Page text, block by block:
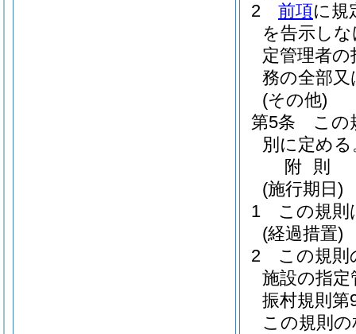
2
前項に規
を告示し
定管理者
務の全部
(その他)
第5条
この
別に定める
附 則
(施行期日)
1
この規則
(経過措置)
2
この規則
施設の指
振村規則第
この規則